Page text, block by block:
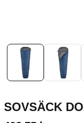
SOVSÄCK